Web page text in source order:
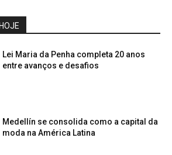
Lei Maria da Penha completa 20 anos
entre avanços e desafios
Medellín se consolida como a capital da
moda na América Latina